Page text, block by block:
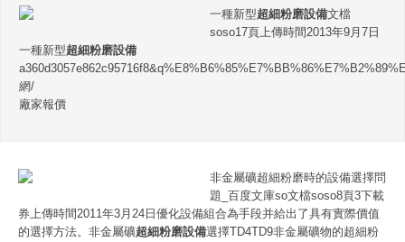
一種新型超細粉磨設備文檔
soso17頁上傳時間2013年9月7日
一種新型超細粉磨設備
網/
廠家報價
非金屬礦超細粉磨時的設備選擇問
題_百度文庫so文檔soso8頁3下載
券上傳時間2011年3月24日優化設備組合為手段并給出了具有實際價值
的選擇方法。非金屬礦超細粉磨設備選擇TD4TD9非金屬礦物的超細粉